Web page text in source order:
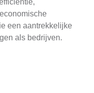
een aantrekkelijke
als bedrijven.